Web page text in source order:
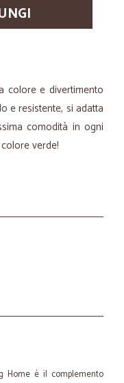
colore e divertimento
e resistente, si adatta
comodità in ogni
verde!
Home è il complemento